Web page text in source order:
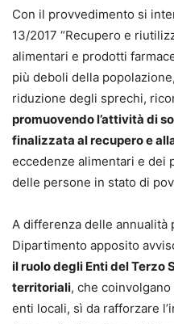
Con il provvedimento si
13/2017 “Recupero e
alimentari e prodotti
più deboli della
riduzione degli sprechi,
promuovendo l’attività di
finalizzata al recupero e
eccedenze alimentari e dei
delle persone in stato di
A differenza delle annualità
Dipartimento apposito
il ruolo degli Enti del Terzo
territoriali, che
enti locali, sì da rafforzare